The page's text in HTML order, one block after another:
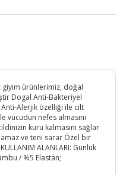
giyim ürünlerimiz, doğal
Dogal Anti-Bakteriyel
Alerjik özelliği ile cilt
vücudun nefes almasını
kuru kalmasını sağlar
ve teni sarar Özel bir
ALANLARI: Günlük
/ %5 Elastan;